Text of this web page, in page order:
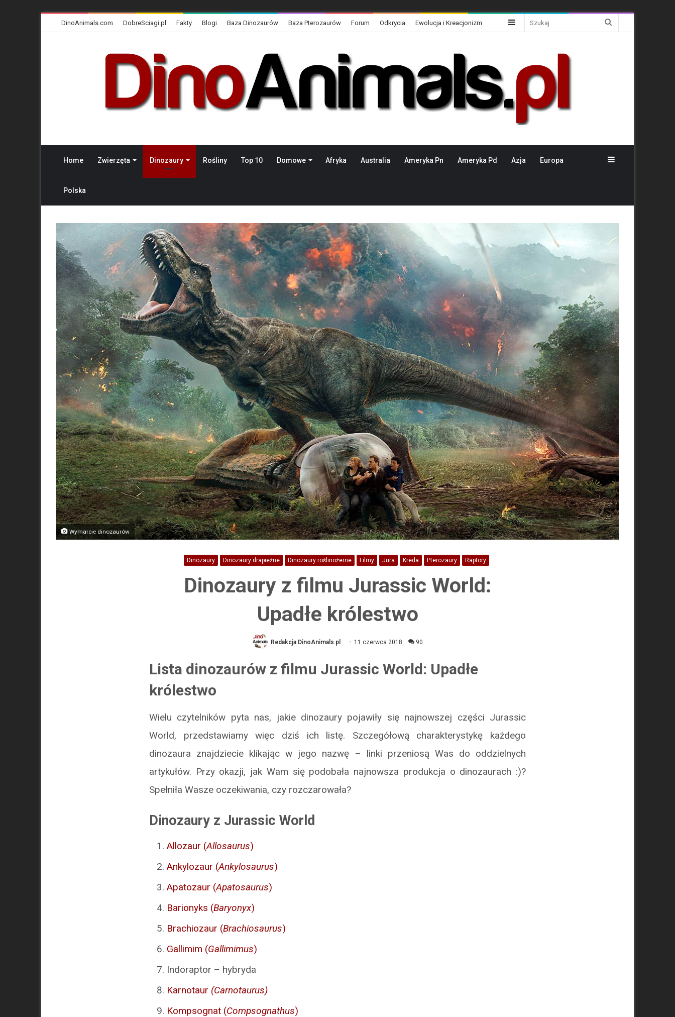
DinoAnimals.com DobreSciagi.pl Fakty Blogi Baza Dinozaurów Baza Pterozaurów Forum Odkrycia Ewolucja i Kreacjonizm Sidebar
Home Zwierzęta Dinozaury Rośliny Top 10 Domowe Afryka Australia Ameryka Pn Ameryka Pd Azja Europa
Polska
Sidebar
Wymarcie dinozaurów
Dinozaury Dinozaury drapieżne Dinozaury roślinożerne Filmy Jura Kreda Pterozaury Raptory
Dinozaury z filmu Jurassic World:
Upadłe królestwo
Redakcja DinoAnimals.pl 11 czerwca 2018 90
Lista dinozaurów z filmu Jurassic World: Upadłe
królestwo
Wielu czytelników pyta nas, jakie dinozaury pojawiły się najnowszej części Jurassic
World, przedstawiamy więc dziś ich listę. Szczegółową charakterystykę każdego
dinozaura znajdziecie klikając w jego nazwę – linki przeniosą Was do oddzielnych
artykułów. Przy okazji, jak Wam się podobała najnowsza produkcja o dinozaurach :)?
Spełniła Wasze oczekiwania, czy rozczarowała?
Dinozaury z Jurassic World
Allozaur (Allosaurus)
Ankylozaur (Ankylosaurus)
Apatozaur (Apatosaurus)
Barionyks (Baryonyx)
Brachiozaur (Brachiosaurus)
Gallimim (Gallimimus)
Indoraptor – hybryda
Karnotaur (Carnotaurus)
Kompsognat (Compsognathus)